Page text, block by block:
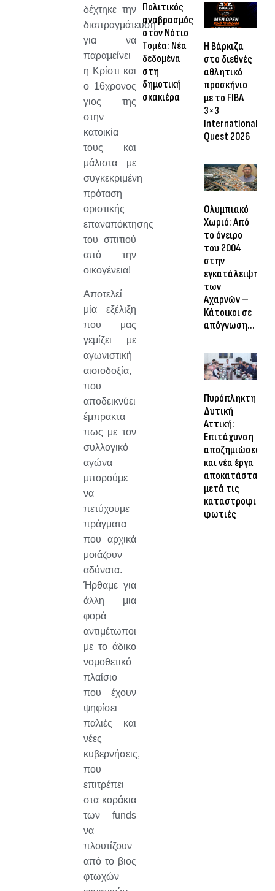
δέχτηκε την
διαπραγμάτευση
για να
παραμείνει
η Κρίστι και
ο 16χρονος
γιος της
στην
κατοικία
τους και
μάλιστα με
συγκεκριμένη
πρόταση
οριστικής
επαναπόκτησης
του σπιτιού
από την
οικογένεια!
Αποτελεί
μία εξέλιξη
που μας
γεμίζει με
αγωνιστική
αισιοδοξία,
που
αποδεικνύει
έμπρακτα
πως με τον
συλλογικό
αγώνα
μπορούμε
να
πετύχουμε
πράγματα
που αρχικά
μοιάζουν
αδύνατα.
Ήρθαμε για
άλλη μια
φορά
αντιμέτωποι
με το άδικο
νομοθετικό
πλαίσιο
που έχουν
ψηφίσει
παλιές και
νέες
κυβερνήσεις,
που
επιτρέπει
στα κοράκια
των funds
να
πλουτίζουν
από το βιος
φτωχών
Πολιτικός
αναβρασμός
στον Νότιο
Τομέα: Νέα
δεδομένα
στη
δημοτική
σκακιέρα
Η Βάρκιζα
στο διεθνές
αθλητικό
προσκήνιο
με το FIBA
3×3
International
Quest 2026
Ολυμπιακό
Χωριό: Από
το όνειρο
του 2004
στην
εγκατάλειψη
των
Αχαρνών –
Κάτοικοι σε
απόγνωση…
Πυρόπληκτη
Δυτική
Αττική:
Επιτάχυνση
αποζημιώσεων
και νέα έργα
αποκατάστασης
μετά τις
καταστροφικές
φωτιές